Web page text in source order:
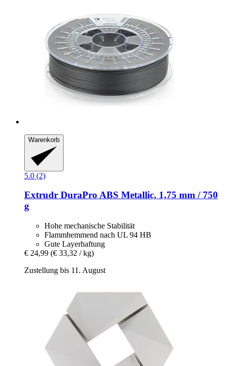
Warenkorb
5.0 (2)
Extrudr DuraPro ABS Metallic, 1,75 mm / 750
g
Hohe mechanische Stabilität
Flammhemmend nach UL 94 HB
Gute Layerhaftung
€ 24,99 (€ 33,32 / kg)
Zustellung bis 11. August